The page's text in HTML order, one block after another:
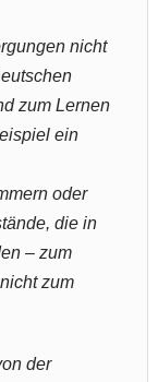
nicht
zum Lernen
ein
oder
die in
– zum
zum
der